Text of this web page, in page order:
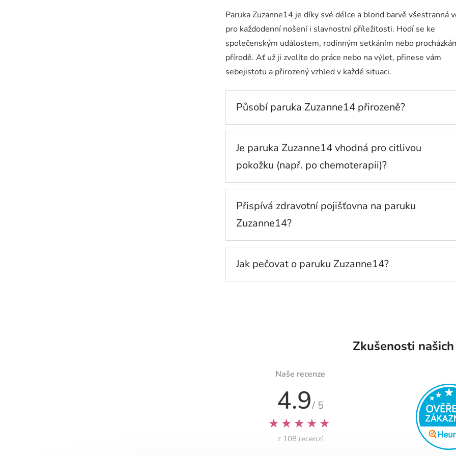
Paruka Zuzanne14 je díky své délce a blond barvě všestranná
pro každodenní nošení i slavnostní příležitosti. Hodí se ke
společenským událostem, rodinným setkáním nebo
přírodě. Ať už ji zvolíte do práce nebo na výlet, přinese vám
sebejistotu a přirozený vzhled v každé situaci.
Působí paruka Zuzanne14 přirozeně?
Je paruka Zuzanne14 vhodná pro citlivou
pokožku (např. po chemoterapii)?
Přispívá zdravotní pojišťovna na paruku
Zuzanne14?
Jak pečovat o paruku Zuzanne14?
Zkušenosti
Naše recenze
4.9/ 5
★★★★★
z 108 recenzí